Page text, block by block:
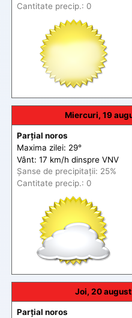
Cantitate precip.: 0
Miercuri, 19
Parțial noros
Maxima zilei: 29°
Vânt: 17 km/h dinspre VNV
Șanse de precipitații: 25%
Cantitate precip.: 0
Joi, 20 august
Parțial noros